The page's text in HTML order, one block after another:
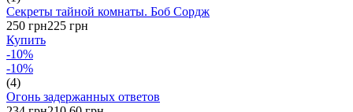
Секреты тайной комнаты. Боб Сордж
250 грн225 грн
Купить
-10%
-10%
(4)
Огонь задержанных ответов